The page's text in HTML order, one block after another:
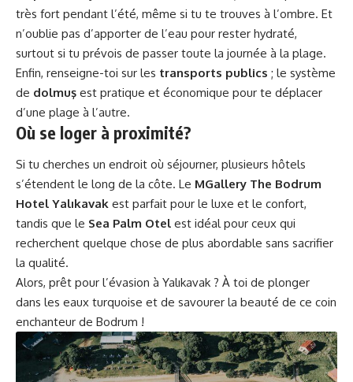
très fort pendant l’été, même si tu te trouves à l’ombre. Et
n’oublie pas d’apporter de l’eau pour rester hydraté,
surtout si tu prévois de passer toute la journée à la plage.
Enfin, renseigne-toi sur les transports publics ; le système
de dolmuş est pratique et économique pour te déplacer
d’une plage à l’autre.
Où se loger à proximité?
Si tu cherches un endroit où séjourner, plusieurs hôtels
s’étendent le long de la côte. Le MGallery The Bodrum
Hotel Yalıkavak est parfait pour le luxe et le confort,
tandis que le Sea Palm Otel est idéal pour ceux qui
recherchent quelque chose de plus abordable sans sacrifier
la qualité.
Alors, prêt pour l’évasion à Yalıkavak ? À toi de plonger
dans les eaux turquoise et de savourer la beauté de ce coin
enchanteur de Bodrum !